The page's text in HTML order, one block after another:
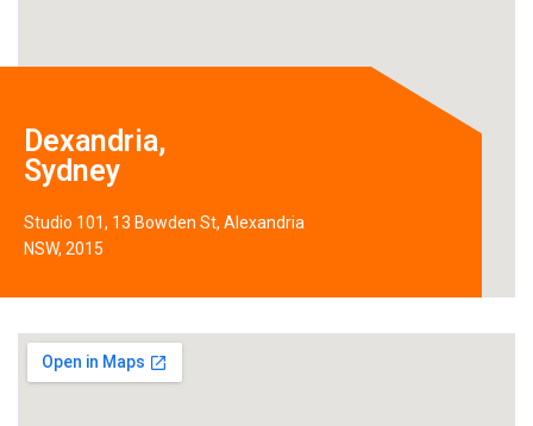
Dexandria,
Sydney
Studio 101, 13 Bowden St, Alexandria
NSW, 2015